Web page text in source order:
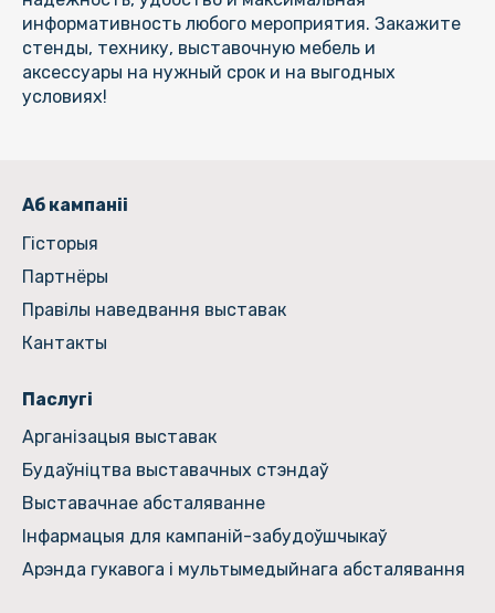
информативность любого мероприятия. Закажите
стенды, технику, выставочную мебель и
аксессуары на нужный срок и на выгодных
условиях!
Аб кампаніі
Гiсторыя
Партнёры
Правілы наведвання выставак
Кантакты
Паслугі
Арганізацыя выставак
Будаўніцтва выставачных стэндаў
Выставачнае абсталяванне
Інфармацыя для кампаній-забудоўшчыкаў
Арэнда гукавога і мультымедыйнага абсталявання